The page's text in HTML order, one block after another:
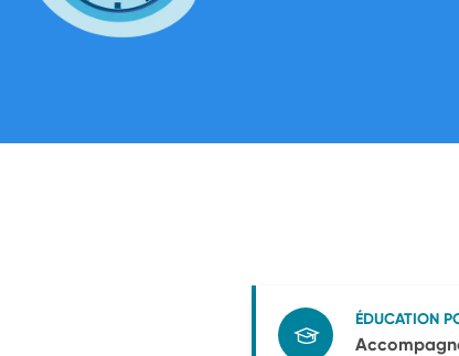
ÉDUCATION